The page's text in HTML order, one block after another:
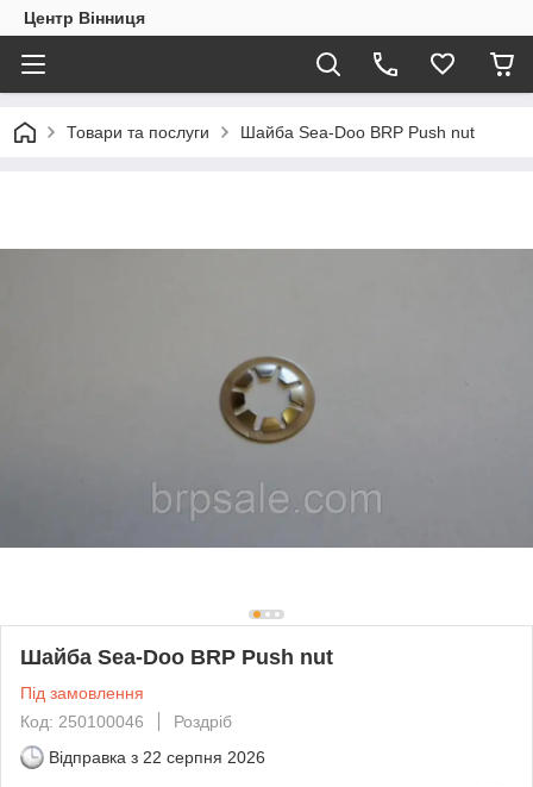
Центр Вінниця
Товари та послуги Шайба Sea-Doo BRP Push nut
Шайба Sea-Doo BRP Push nut
Під замовлення
Код: 250100046
Роздріб
Відправка з 22 серпня 2026